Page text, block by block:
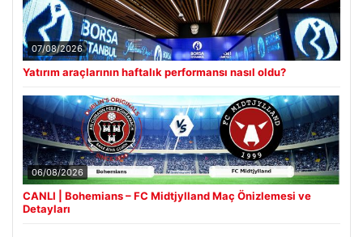
07/08/2026
Yatırım araçlarının haftalık performansı nasıl oldu?
06/08/2026
CANLI | Bohemians – FC Midtjylland Maç Önizlemesi ve
Detayları